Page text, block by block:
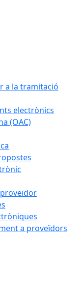
a la tramitació
electrònics
(OAC)
a proveïdors